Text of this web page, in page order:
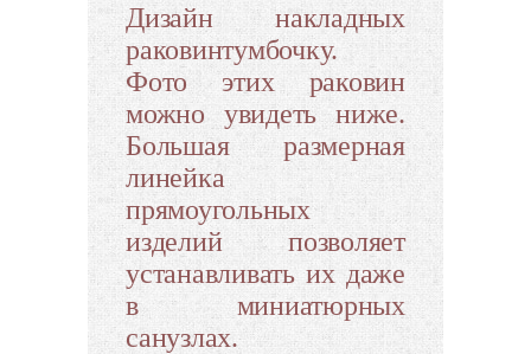
Дизайн накладных
раковинтумбочку.
Фото этих раковин
можно увидеть ниже.
Большая размерная
линейка
прямоугольных
изделий позволяет
устанавливать их даже
в миниатюрных
санузлах.